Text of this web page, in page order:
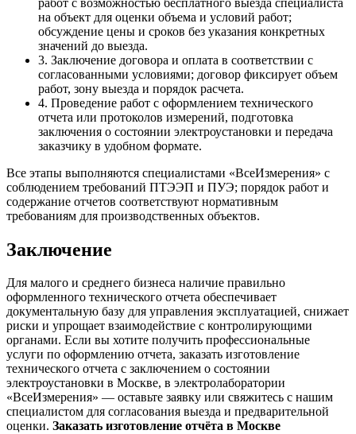
на объект для оценки объема и условий работ;
обсуждение цены и сроков без указания конкретных
значений до выезда.
3. Заключение договора и оплата в соответствии с
согласованными условиями; договор фиксирует объем
работ, зону выезда и порядок расчета.
4. Проведение работ с оформлением технического
отчета или протоколов измерений, подготовка
заключения о состоянии электроустановки и передача
заказчику в удобном формате.
Все этапы выполняются специалистами «ВсеИзмерения» с
соблюдением требований ПТЭЭП и ПУЭ; порядок работ и
содержание отчетов соответствуют нормативным
требованиям для производственных объектов.
Заключение
Для малого и среднего бизнеса наличие правильно
оформленного технического отчета обеспечивает
документальную базу для управления эксплуатацией, снижает
риски и упрощает взаимодействие с контролирующими
органами. Если вы хотите получить профессиональные
услуги по оформлению отчета, заказать изготовление
технического отчета с заключением о состоянии
электроустановки в Москве, в электролаборатории
«ВсеИзмерения» — оставьте заявку или свяжитесь с нашим
специалистом для согласования выезда и предварительной
оценки. Заказать изготовление отчёта в Москве